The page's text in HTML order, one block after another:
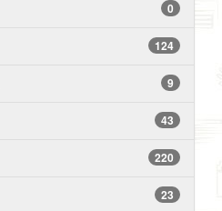
0
124
9
43
220
23